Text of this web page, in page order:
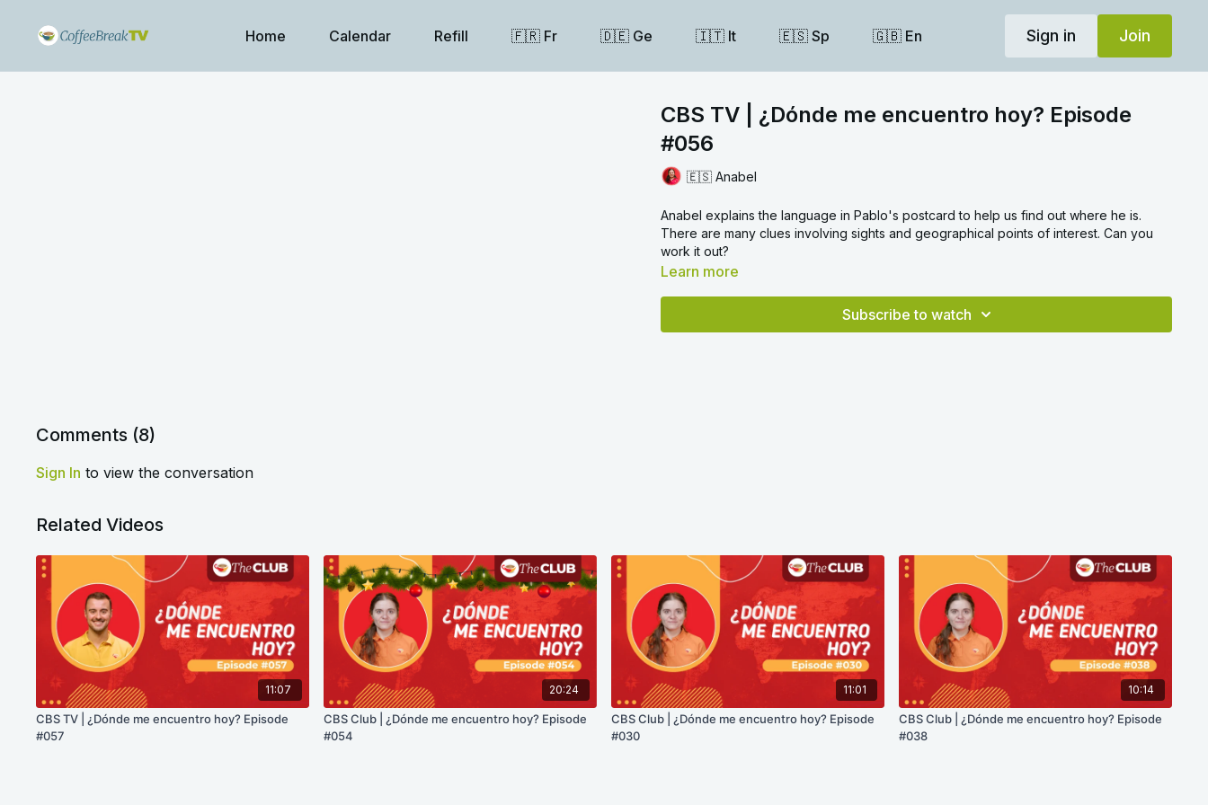
Home Calendar Refill 🇫🇷 Fr 🇩🇪 Ge 🇮🇹 It 🇪🇸 Sp 🇬🇧 En Sign in Join
CBS TV | ¿Dónde me encuentro hoy? Episode
#056
🇪🇸 Anabel
Anabel explains the language in Pablo's postcard to help us find out where he is.
There are many clues involving sights and geographical points of interest. Can you
work it out?
Learn more
Subscribe to watch
Comments (8)
Sign In to view the conversation
Related Videos
11:07
CBS TV | ¿Dónde me encuentro hoy? Episode
#057
20:24
CBS Club | ¿Dónde me encuentro hoy? Episode
#054
11:01
CBS Club | ¿Dónde me encuentro hoy? Episode
#030
10:14
CBS Club | ¿Dónde me encuentro hoy? Episode
#038